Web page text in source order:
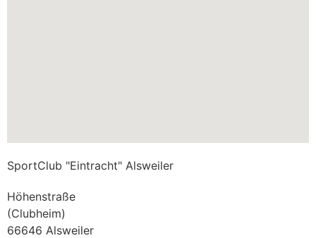
SportClub "Eintracht" Alsweiler
Höhenstraße
(Clubheim)
66646 Alsweiler